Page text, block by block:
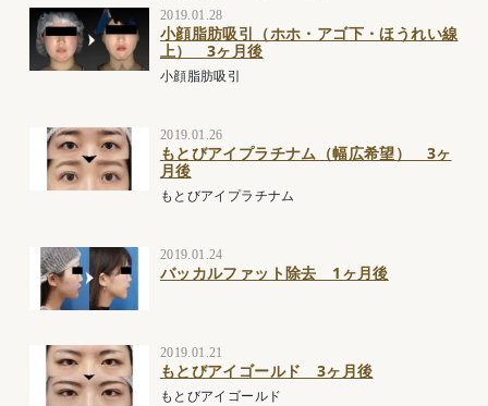
2019.01.28
小顔脂肪吸引（ホホ・アゴ下・ほうれい線
上） 3ヶ月後
小顔脂肪吸引
2019.01.26
もとびアイプラチナム（幅広希望） 3ヶ
月後
もとびアイプラチナム
2019.01.24
バッカルファット除去 1ヶ月後
2019.01.21
もとびアイゴールド 3ヶ月後
もとびアイゴールド